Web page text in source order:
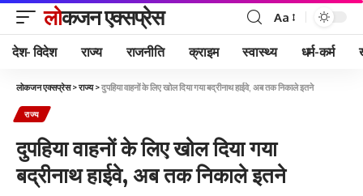
लोकजन एक्सप्रेस Aa
देश- विदेश राज्य राजनीति क्राइम स्वास्थ्य धर्म-कर्म
लोकजन एक्सप्रेस>राज्य>दुपहिया वाहनों के लिए खोल दिया गया बद्रीनाथ हाईवे, अब तक निकाले इतने
राज्य
दुपहिया वाहनों के लिए खोल दिया गया
बद्रीनाथ हाईवे, अब तक निकाले इतने